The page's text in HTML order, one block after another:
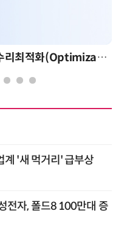
AI 시대의 의사결정을 바꾸는 수리최적화(Optimization): 실제 산업 적용 사례와 활용 전략
계 '새 먹거리' 급부상
전자, 폴드8 100만대 증